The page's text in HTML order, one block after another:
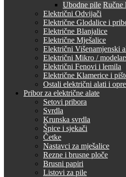
Ubodne pile Ručne
Električni Odvijači
Električne Glodalice i
Električne Blanjalice
Električne Mješalice
Električni Višenamjenski
Električni Mikro /
Električni Fenovi i lemila
Električne Klamerice i
Ostali električni alati i
Pribor za električne alate
Setovi pribora
Svrdla
Krunska svrdla
Špice i sjekači
Četke
Nastavci za mješalice
Rezne i brusne ploče
Brusni papiri
Listovi za pile